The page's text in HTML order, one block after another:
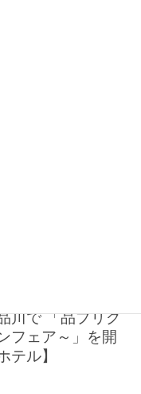
川で 「品プリグ
フェア～」を開
テル】